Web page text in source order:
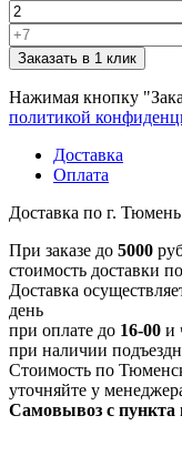
Заказать в 1 клик
Нажимая кнопку
политикой
Доставка
Оплата
Доставка по г. Тюмень
При заказе до 5000
стоимость доставки
Доставка
день
при оплате до 16-00 и
при наличии
Стоимость по
уточняйте у
Самовывоз с пункта